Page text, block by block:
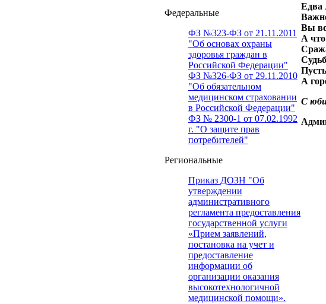
Федеральные
ФЗ №323-ФЗ от 21.11.2011
"Об основах охраны
здоровья граждан в
Российской Федерации"
ФЗ №326-ФЗ от 29.11.2010
"Об обязательном
медицинском страховании
в Российской Федерации"
ФЗ № 2300-1 от 07.02.1992
г. "О защите прав
потребителей"
Региональные
Приказ ДОЗН "Об
утверждении
административного
регламента предоставления
государственной услуги
«Прием заявлений,
постановка на учет и
предоставление
информации об
организации оказания
высокотехнологичной
медицинской помощи».
Едва
Вы
А
А
С